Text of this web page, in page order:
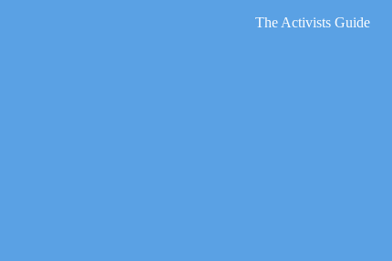
The Activists Guide